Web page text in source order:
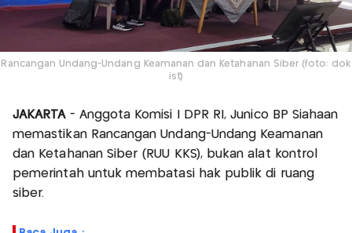
Rancangan Undang-Undang Keamanan dan Ketahanan Siber (foto: dok
ist)
JAKARTA- Anggota Komisi I DPR RI, Junico BP Siahaan
memastikan Rancangan Undang-Undang Keamanan
dan Ketahanan Siber (RUU KKS), bukan alat kontrol
pemerintah untuk membatasi hak publik di ruang
siber.